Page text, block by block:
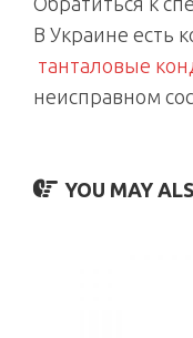
В Украине есть
танталовые
неисправном
YOU MAY